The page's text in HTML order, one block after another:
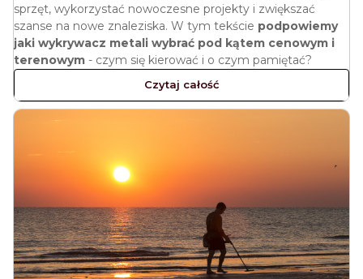
sprzęt, wykorzystać nowoczesne projekty i zwiększać
szanse na nowe znaleziska. W tym tekście podpowiemy
jaki wykrywacz metali wybrać pod kątem cenowym i
terenowym - czym się kierować i o czym pamiętać?
Czytaj całość